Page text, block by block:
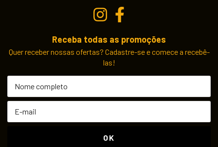
Receba todas as promoções
Quer receber nossas ofertas? Cadastre-se e comece a recebê-
las!